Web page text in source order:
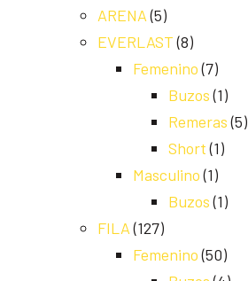
ARENA (5)
EVERLAST (8)
Femenino (7)
Buzos (1)
Remeras (5)
Short (1)
Masculino (1)
Buzos (1)
FILA (127)
Femenino (50)